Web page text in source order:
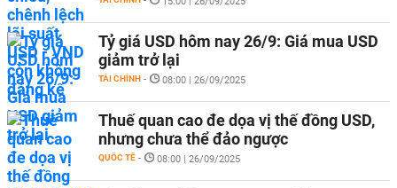
Tỷ giá USD hôm nay 26/9: Giá mua USD
giảm trở lại
TÀI CHÍNH - 08:00 | 26/09/2025
Thuế quan cao đe dọa vị thế đồng USD,
nhưng chưa thể đảo ngược
QUỐC TẾ - 08:00 | 26/09/2025